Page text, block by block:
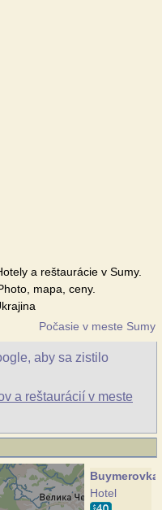
a reštaurácie v Sumy.
mapa, ceny.
Počasie v meste Sumy
aby sa zistilo
a reštaurácií v meste
Buymerovka
Hotel